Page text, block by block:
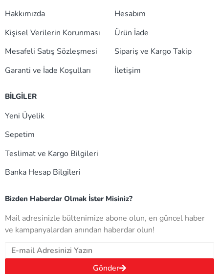
Hakkımızda
Kişisel Verilerin Korunması
Mesafeli Satış Sözleşmesi
Garanti ve İade Koşulları
Hesabım
Ürün İade
Sipariş ve Kargo Takip
İletişim
BİLGİLER
Yeni Üyelik
Sepetim
Teslimat ve Kargo Bilgileri
Banka Hesap Bilgileri
Bizden Haberdar Olmak İster Misiniz?
Mail adresinizle bültenimize abone olun, en güncel haber
ve kampanyalardan anından haberdar olun!
Gönder